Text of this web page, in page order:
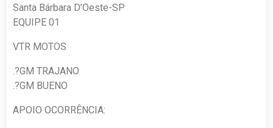
Santa Bárbara D’Oeste-SP
EQUIPE 01
VTR MOTOS
.?GM TRAJANO
.?GM BUENO
APOIO OCORRÊNCIA: